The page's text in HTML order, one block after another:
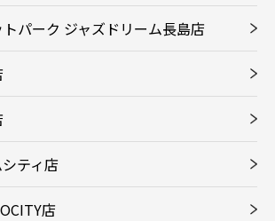
パーク ジャズドリーム長島店
ティ店
店